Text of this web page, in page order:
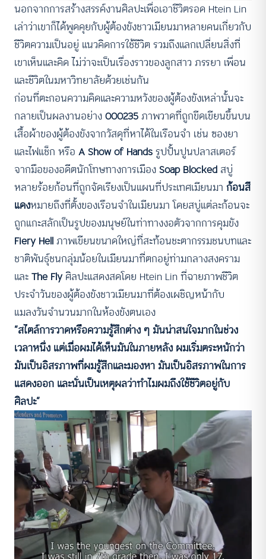
นอกจากการสร้างสรรค์งานศิลปะเพื่อเอาชีวิตรอด Htein Lin
เล่าว่าเขาก็ได้พูดคุยกับผู้ต้องขังชาวเมียนมาหลายคนเกี่ยวกับ
ชีวิตความเป็นอยู่ แนวคิดการใช้ชีวิต รวมถึงแลกเปลี่ยนสิ่งที่
เขาเห็นและคิด ไม่ว่าจะเป็นเรื่องราวของลูกสาว ภรรยา เพื่อน
และชีวิตในมหาวิทยาลัยด้วยเช่นกัน
ก่อนที่ตะกอนความคิดและความหวังของผู้ต้องขังเหล่านั้นจะ
กลายเป็นผลงานอย่าง000235ภาพวาดที่ถูกขีดเขียนขึ้นบน
เสื้อผ้าของผู้ต้องขังจากวัสดุที่หาได้ในเรือนจำ เช่น ซองยา
และไฟแช็ก หรือ A Show of Handsรูปปั้นปูนปลาสเตอร์
จากมือของอดีตนักโทษทางการเมืองSoap Blocked สบู่
หลายร้อยก้อนที่ถูกจัดเรียงเป็นแผนที่ประเทศเมียนมา ก้อนสี
แดงหมายถึงที่ตั้งของเรือนจำในเมียนมา โดยสบู่แต่ละก้อนจะ
ถูกแกะสลักเป็นรูปของมนุษย์ในท่าทางงอตัวจากการคุมขัง
Fiery Hellภาพเขียนขนาดใหญ่ที่สะท้อนชะตากรรมชนบทและ
ชาติพันธุ์ชนกลุ่มน้อยในเมียนมาที่ตกอยู่ท่ามกลางสงคราม
และThe Flyศิลปะแสดงสดโดย Htein Lin ที่ฉายภาพชีวิต
ประจำวันของผู้ต้องขังชาวเมียนมาที่ต้องเผชิญหน้ากับ
แมลงวันจำนวนมากในห้องขังตนเอง
“สไตล์การวาดหรือความรู้สึกต่าง ๆ มันน่าสนใจมากในช่วง
เวลาหนึ่ง แต่เมื่อผมได้เห็นมันในภายหลัง ผมเริ่มตระหนักว่า
มันเป็นอิสรภาพที่ผมรู้สึกและมองหา มันเป็นอิสรภาพในการ
แสดงออก และนั่นเป็นเหตุผลว่าทำไมผมถึงใช้ชีวิตอยู่กับ
ศิลปะ”